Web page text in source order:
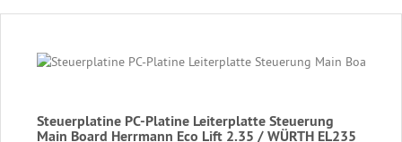
Steuerplatine PC-Platine Leiterplatte Steuerung
Main Board Herrmann Eco Lift 2.35 / WÜRTH EL235